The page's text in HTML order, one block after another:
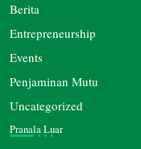
Berita
Entrepreneurship
Events
Penjaminan Mutu
Uncategorized
Pranala Luar